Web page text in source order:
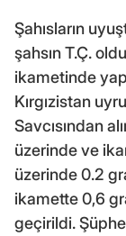
Şahısların
şahsın T.Ç.
ikametinde
Kırgızistan
Savcısından
üzerinde ve
üzerinde 0.2
ikamette 0,6
geçirildi.